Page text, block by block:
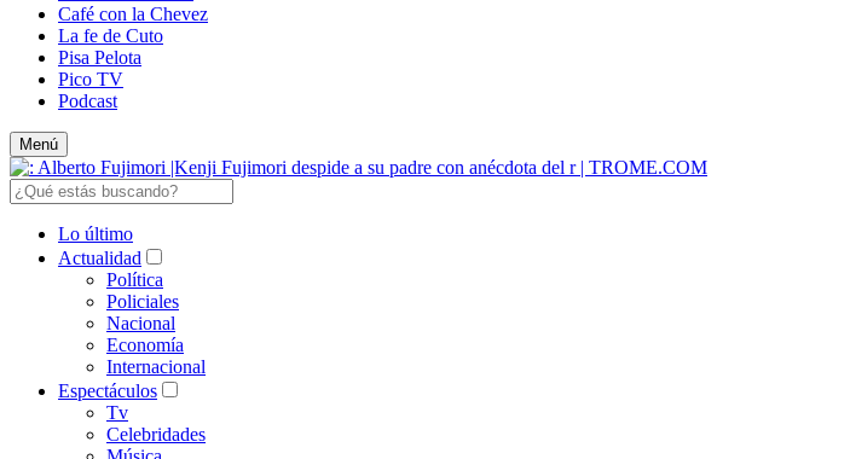
Café con la Chevez
La fe de Cuto
Pisa Pelota
Pico TV
Podcast
Menú
Lo último
Actualidad
Política
Policiales
Nacional
Economía
Internacional
Espectáculos
Tv
Celebridades